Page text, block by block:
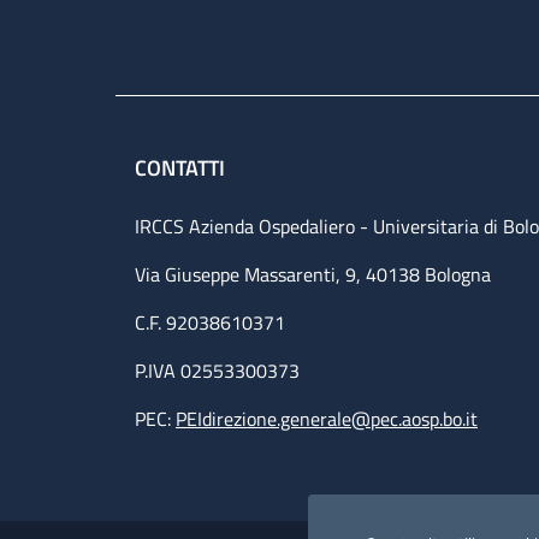
CONTATTI
IRCCS Azienda Ospedaliero - Universitaria di
Via Giuseppe Massarenti, 9, 40138 Bologna
C.F. 92038610371
P.IVA 02553300373
PEC: PEIdirezione.generale@pec.aosp.bo.it